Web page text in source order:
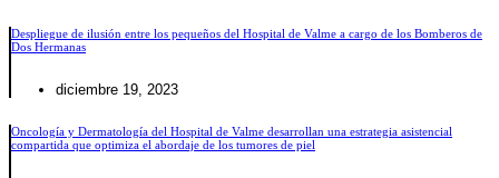
Despliegue de ilusión entre los pequeños del Hospital de Valme a cargo de los Bomberos de
Dos Hermanas
diciembre 19, 2023
Oncología y Dermatología del Hospital de Valme desarrollan una estrategia asistencial
compartida que optimiza el abordaje de los tumores de piel